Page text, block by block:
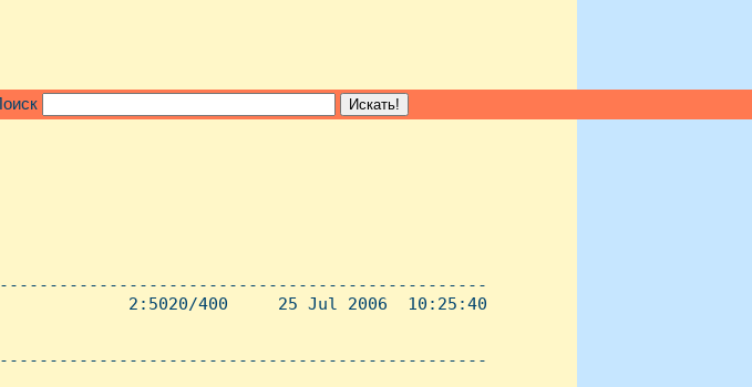
2:5020/400     25 Jul 2006  10:25:40